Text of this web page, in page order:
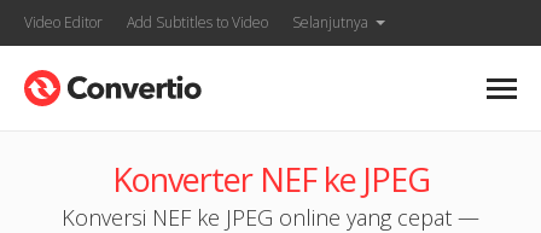
Video Editor Add Subtitles to Video Selanjutnya
Konverter NEF ke JPEG
Konversi NEF ke JPEG online yang cepat —